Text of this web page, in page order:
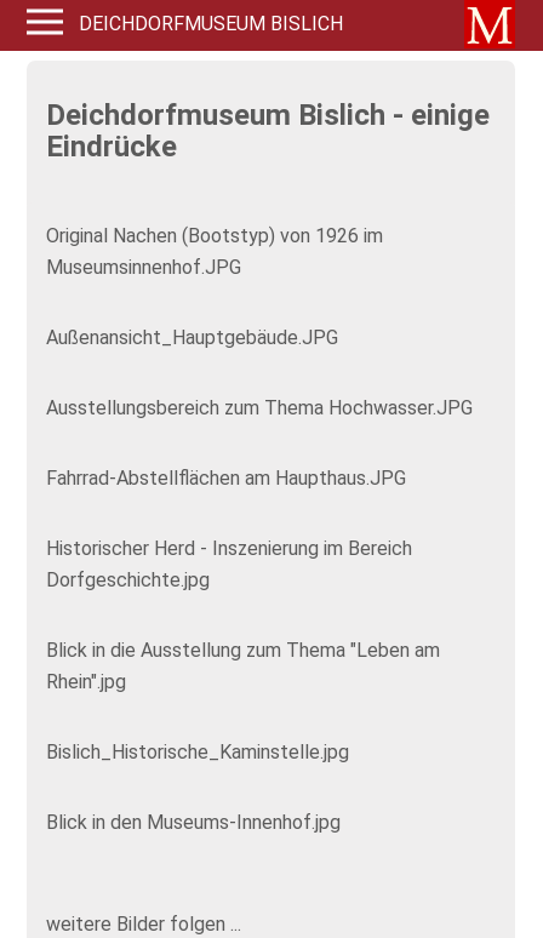
DEICHDORFMUSEUM BISLICH
Deichdorfmuseum Bislich - einige
Eindrücke
Original Nachen (Bootstyp) von 1926 im
Museumsinnenhof.JPG
Außenansicht_Hauptgebäude.JPG
Ausstellungsbereich zum Thema Hochwasser.JPG
Fahrrad-Abstellflächen am Haupthaus.JPG
Historischer Herd - Inszenierung im Bereich
Dorfgeschichte.jpg
Blick in die Ausstellung zum Thema "Leben am
Rhein".jpg
Bislich_Historische_Kaminstelle.jpg
Blick in den Museums-Innenhof.jpg
weitere Bilder folgen ...